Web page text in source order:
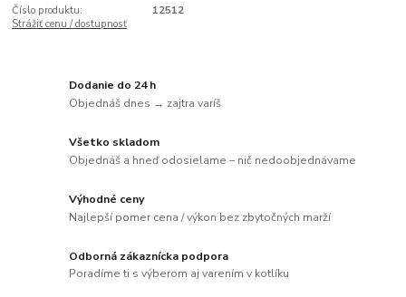
Číslo produktu:
12512
Strážiť cenu / dostupnosť
Dodanie do 24 h
Objednáš dnes → zajtra varíš
Všetko skladom
Objednáš a hneď odosielame – nič nedoobjednávame
Výhodné ceny
Najlepší pomer cena / výkon bez zbytočných marží
Odborná zákaznícka podpora
Poradíme ti s výberom aj varením v kotlíku